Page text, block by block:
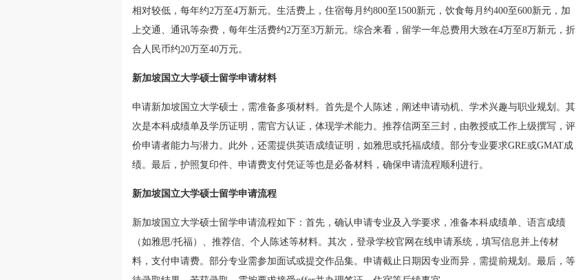
相对较低，每年约2万至4万新元。生活费上，住宿每月约800至1500新元，饮食每月约400至600新元，加
上交通、通讯等杂费，每年生活费约2万至3万新元。综合来看，留学一年总费用大致在4万至8万新元，折
合人民币约20万至40万元。
新加坡国立大学硕士留学申请材料
申请新加坡国立大学硕士，需准备多项材料。首先是个人陈述，阐述申请动机、学术兴趣与职业规划。其
次是本科成绩单及学历证明，需官方认证，体现学术能力。推荐信两至三封，由教授或工作上级撰写，评
价申请者能力与潜力。此外，还需提供英语成绩证明，如雅思或托福成绩。部分专业要求GRE或GMAT成
绩。最后，护照复印件、申请费支付凭证等也是必备材料，确保申请流程顺利进行。
新加坡国立大学硕士留学申请流程
新加坡国立大学硕士留学申请流程如下：首先，确认申请专业及入学要求，准备本科成绩单、语言成绩
（如雅思/托福）、推荐信、个人陈述等材料。其次，登录学校官网在线申请系统，填写信息并上传材
料，支付申请费。部分专业需参加面试或提交作品集。申请截止日期因专业而异，需提前规划。最后，等